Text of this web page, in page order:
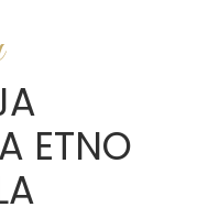
ETNO